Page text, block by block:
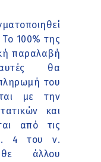
100% της
παραλαβή
θα
του
με την
και
από τις
4 του ν.
άλλου